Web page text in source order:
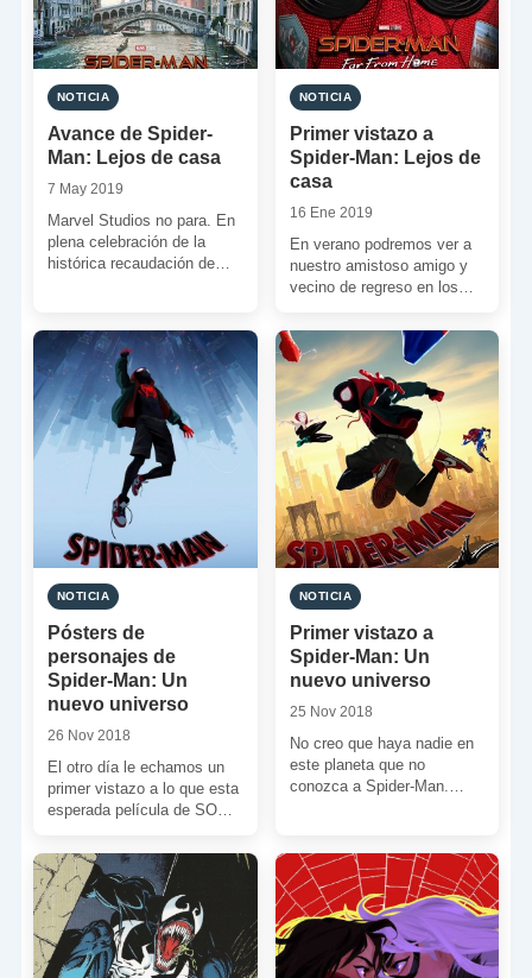
NOTICIA
Avance de Spider-
Man: Lejos de casa
7 May 2019
Marvel Studios no para. En
plena celebración de la
histórica recaudación de
NOTICIA
Primer vistazo a
Spider-Man: Lejos de
casa
16 Ene 2019
En verano podremos ver a
nuestro amistoso amigo y
vecino de regreso en los
suceda vamos […]
NOTICIA
Pósters de
personajes de
Spider-Man: Un
nuevo universo
26 Nov 2018
El otro día le echamos un
primer vistazo a lo que esta
esperada película de SONY
[…]
NOTICIA
Primer vistazo a
Spider-Man: Un
nuevo universo
25 Nov 2018
No creo que haya nadie en
este planeta que no
conozca a Spider-Man.
[…]